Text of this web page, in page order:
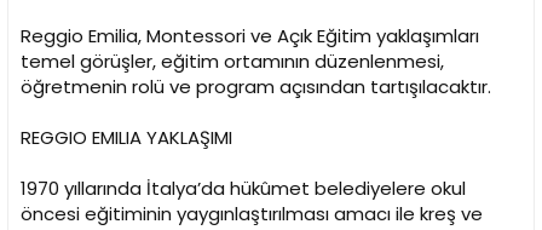
Reggio Emilia, Montessori ve Açık Eğitim yaklaşımları
temel görüşler, eğitim ortamının düzenlenmesi,
öğretmenin rolü ve program açısından tartışılacaktır.
REGGIO EMILIA YAKLAŞIMI
1970 yıllarında İtalya’da hükûmet belediyelere okul
öncesi eğitiminin yaygınlaştırılması amacı ile kreş ve